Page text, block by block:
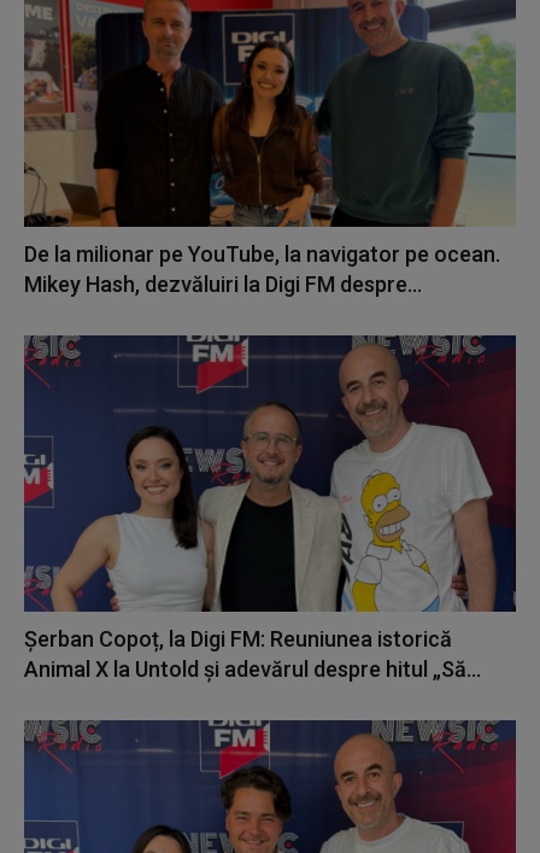
De la milionar pe YouTube, la navigator pe ocean.
Mikey Hash, dezvăluiri la Digi FM despre...
Șerban Copoț, la Digi FM: Reuniunea istorică
Animal X la Untold și adevărul despre hitul „Să...